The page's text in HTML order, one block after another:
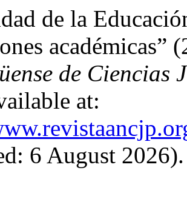
de la
académicas”
de Ciencias
at:
6 August 2026).